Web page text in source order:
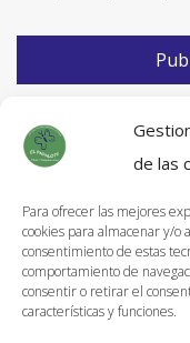
de las
Para ofrecer las mejores
cookies para almacenar y/o
consentimiento de estas
comportamiento de
consentir o retirar el
características y funciones.
Información de Envíos
Política de devoluciones